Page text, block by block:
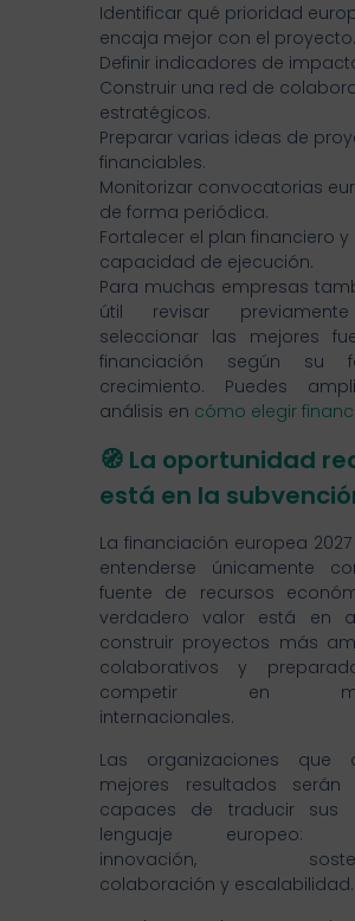
Identificar qué prioridad
encaja mejor con el proyecto.
Definir indicadores de
Construir una red de
estratégicos.
Preparar varias ideas de
financiables.
Monitorizar convocatorias
de forma periódica.
Fortalecer el plan financiero y
capacidad de ejecución.
Para muchas empresas
útil revisar
seleccionar las mejores
financiación según su
crecimiento. Puedes
análisis en cómo elegir
🧭 La oportunidad
está en la
La financiación europea
entenderse únicamente
fuente de recursos
verdadero valor está en
construir proyectos más
colaborativos y
competir en
internacionales.
Las organizaciones que
mejores resultados serán
capaces de traducir sus
lenguaje europeo:
innovación,
colaboración y escalabilidad.